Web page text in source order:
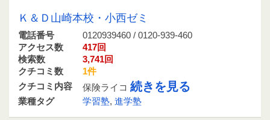
Ｋ＆Ｄ山崎本校・小西ゼミ
電話番号
0120939460 / 0120-939-460
アクセス数
417回
検索数
3,741回
クチコミ数
1件
クチコミ内容
保険ライコ 続きを見る
業種タグ 学習塾, 進学塾